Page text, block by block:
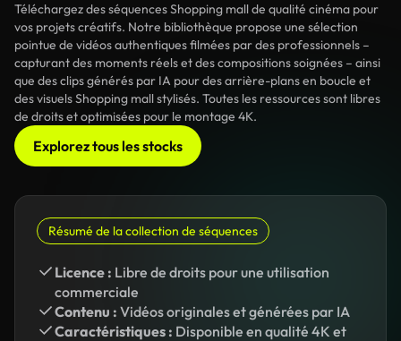
Téléchargez des séquences Shopping mall de qualité cinéma pour
vos projets créatifs. Notre bibliothèque propose une sélection
pointue de vidéos authentiques filmées par des professionnels –
capturant des moments réels et des compositions soignées – ainsi
que des clips générés par IA pour des arrière-plans en boucle et
des visuels Shopping mall stylisés. Toutes les ressources sont libres
de droits et optimisées pour le montage 4K.
Explorez tous les stocks
Résumé de la collection de séquences
Licence : Libre de droits pour une utilisation
commerciale
Contenu : Vidéos originales et générées par IA
Caractéristiques : Disponible en qualité 4K et